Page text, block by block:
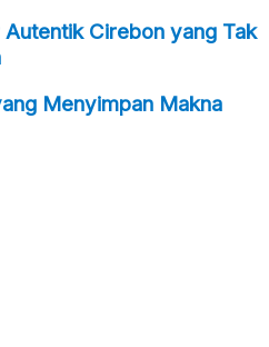
Autentik Cirebon yang Tak
Menyimpan Makna